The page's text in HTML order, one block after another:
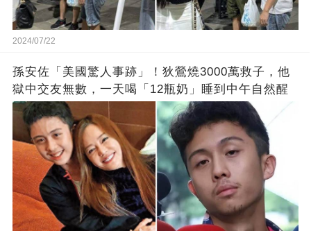
2024/07/22
孫安佐「美國驚人事跡」！狄鶯燒3000萬救子，他
獄中交友無數，一天喝「12瓶奶」睡到中午自然醒